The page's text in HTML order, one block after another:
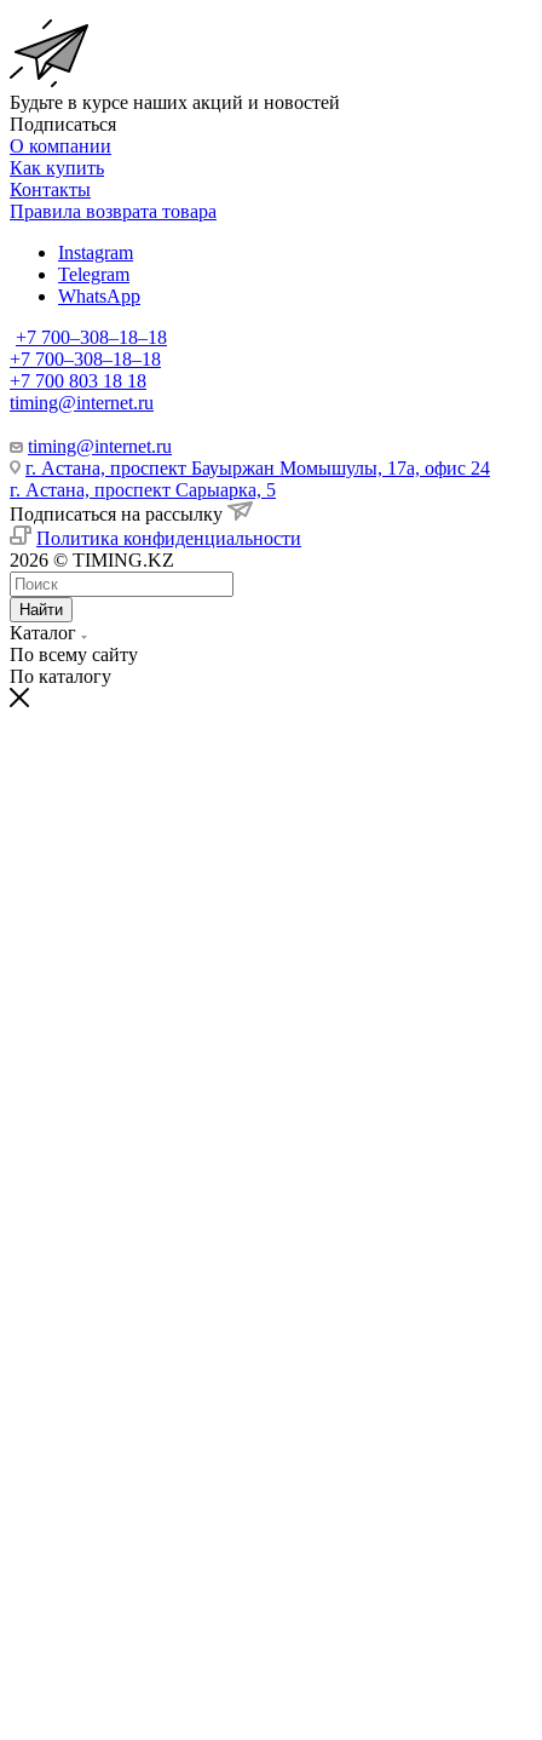
Будьте в курсе наших акций и новостей
Подписаться
О компании
Как купить
Контакты
Правила возврата товара
Instagram
Telegram
WhatsApp
+7 700‒308‒18‒18
+7 700‒308‒18‒18
+7 700 803 18 18
timing@internet.ru
timing@internet.ru
г. Астана, проспект Бауыржан Момышулы, 17а, офис 24
г. Астана, проспект Сарыарка, 5
Подписаться на рассылку
Политика конфиденциальности
2026 © TIMING.KZ
Найти
Каталог
По всему сайту
По каталогу